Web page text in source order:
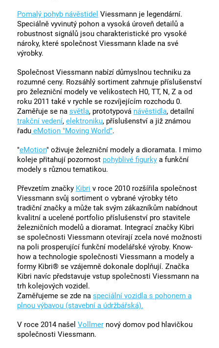
Pomalý pohyb návěstidel Viessmann je legendární.
Speciálně vyvinutý pohon a vysoká úroveň detailů a
robustnost signálů jsou charakteristické pro vysoké
nároky, které společnost Viessmann klade na své
výrobky.
Společnost Viessmann nabízí důmyslnou techniku za
rozumné ceny. Rozsáhlý sortiment zahrnuje příslušenství
pro železniční modely ve velikostech H0, TT, N, Z a od
roku 2011 také v rychle se rozvíjejícím rozchodu 0.
Zaměřuje se na světla, prototypová návěstidla, detailní
trakční vedení, elektroniku, příslušenství a již známou
řadu eMotion "Moving World".
"eMotion" oživuje železniční modely a dioramata. I mimo
koleje přitahují pozornost pohyblivé figurky a funkční
modely s různou tematikou.
Převzetím značky Kibri v roce 2010 rozšířila společnost
Viessmann svůj sortiment o vybrané výrobky této
tradiční značky a může tak svým zákazníkům nabídnout
kvalitní a ucelené portfolio příslušenství pro stavitele
železničních modelů a dioramat. Integrací značky Kibri
se společnosti Viessmann otevírají zcela nové možnosti
na poli prosperující funkční modelářské výroby. Know-
how a technologie společnosti Viessmann a modely a
formy Kibri® se vzájemně dokonale doplňují. Značka
Kibri navíc představuje vstup společnosti Viessmann na
trh kolejových vozidel.
Zaměřujeme se zde na speciální vozidla s pohonem a
plnou výbavou (stavební a údržbářská).
V roce 2014 našel Vollmer nový domov pod hlavičkou
společnosti Viessmann.